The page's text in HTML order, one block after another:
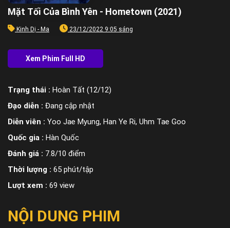
Mặt Tối Của Bình Yên - Hometown (2021)
Kinh Dị - Ma 23/12/2022 9:05 sáng
Trạng thái : Hoàn Tất (12/12)
Đạo diễn : Đang cập nhật
Diễn viên : Yoo Jae Myung, Han Ye Ri, Uhm Tae Goo
Quốc gia : Hàn Quốc
Đánh giá : 7.8/10 điểm
Thời lượng : 65 phút/tập
Lượt xem : 69 view
NỘI DUNG PHIM